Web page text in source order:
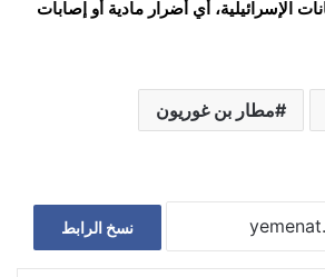
الإسرائيلية، أي أضرار مادية أو إصابات
مطار بن غوريون
نسخ الرابط